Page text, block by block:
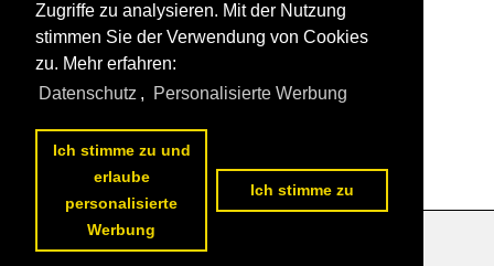
Datenschutzerklärung
Zugriffe zu analysieren. Mit der Nutzung
stimmen Sie der Verwendung von Cookies
zu. Mehr erfahren:
Datenschutz , Personalisierte Werbung
Ich stimme zu und
erlaube
personalisierte
Werbung
Ich stimme zu